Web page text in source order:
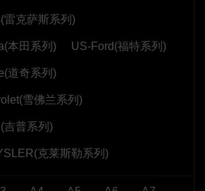
雷克萨斯系列)
本田系列) US-Ford(福特系列)
道奇系列)
雪佛兰系列)
吉普系列)
克莱斯勒系列)